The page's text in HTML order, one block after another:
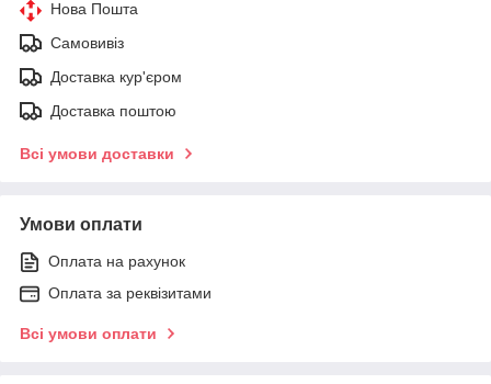
Нова Пошта
Самовивіз
Доставка кур'єром
Доставка поштою
Всі умови доставки
Умови оплати
Оплата на рахунок
Оплата за реквізитами
Всі умови оплати